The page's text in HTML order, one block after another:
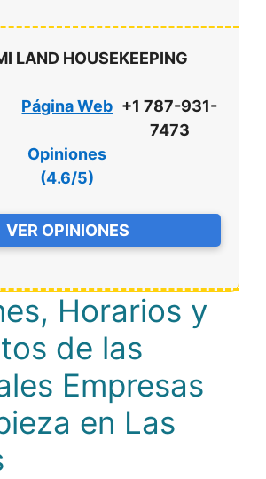
LAND HOUSEKEEPING
Página Web
Opiniones
(4.6/5)
+1 787-931-
7473
VER OPINIONES
Horarios y
de las
Empresas
en Las